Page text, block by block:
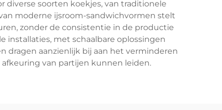
soorten koekjes, van traditionele
moderne ijsroom-sandwichvormen stelt
zonder de consistentie in de productie
installaties, met schaalbare oplossingen
dragen aanzienlijk bij aan het verminderen
van partijen kunnen leiden.